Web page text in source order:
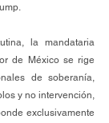
la mandataria
de México se rige
de soberanía,
y no intervención,
exclusivamente